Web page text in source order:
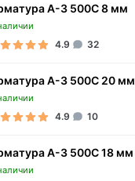
А-3 500С 8 мм
4.9 32
А-3 500С 20 мм
4.9 10
А-3 500С 18 мм